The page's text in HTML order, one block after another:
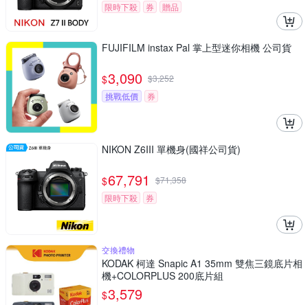
限時下殺
券 贈品
FUJIFILM instax Pal 掌上型迷你相機 公司貨
$3,090 $3,252
挑戰低價
券
NIKON Z6III 單機身(國祥公司貨)
$67,791 $71,358
限時下殺
券
交換禮物
KODAK 柯達 Snapic A1 35mm 雙焦三鏡底片相
機+COLORPLUS 200底片組
$3,579